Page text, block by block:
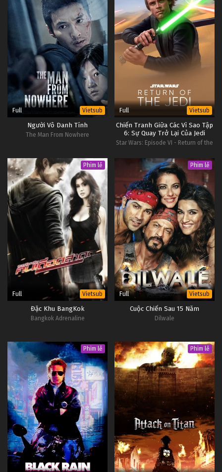
Tiêu Môn Quan Kiếm Tập 26
Vietsub
#1
Tiêu Môn Quan Kiếm Tập 25
Vietsub
Tiêu Môn Quan Kiếm Tập 24
Full Vietsub
Người Vô Danh Tính
The Man From Nowhere
Full Vietsub
Chiến Tranh Giữa Các Vì Sao Tập
6: Sự Quay Trở Lại Của Jedi
Star Wars: Episode VI - Return of the
Phim lẻ
Full Vietsub
Đặc Khu BangKok
Bangkok Adrenaline
Phim lẻ
Full Vietsub
Cuộc Chiến Sau 15 Năm
Dilwale
Phim lẻ Phim lẻ